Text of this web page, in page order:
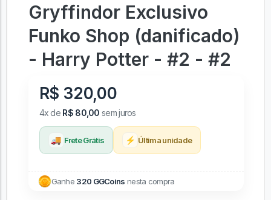
Gryffindor Exclusivo
Funko Shop (danificado)
- Harry Potter - #2 - #2
R$ 320,00
4x de R$ 80,00 sem juros
🚚 Frete Grátis ⚡ Última unidade
Ganhe 320 GGCoins nesta compra